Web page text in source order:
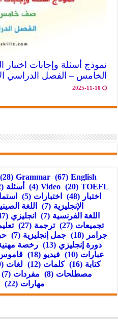
نموذج أسئلة وإجابات
الخامس – الفصل الدراسي
2025-11-10
English
(67)
Grammar
(28)
TOEFL
(20)
Video
(4) أسئلة (12)
اختبار
(48) اختبارات (5)
الإنجليزية (7) اللغة
اللغة الفرنسية (7) انجليزي (147)
تجميعات (27) ترجمة (27)
جرامر (18) جمل إنجليزية (7)
دورة إنجليزي (13) رخصة
عبارات (10) فيديو (18)
كتابة (16) كلمات (12) لغات (9)
مصطلحات (8) مفردات (7)
مهارات (22)